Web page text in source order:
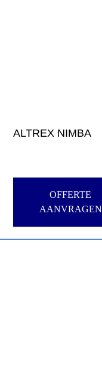
ALTREX NIMBA
OFFERTE
AANVRAGEN